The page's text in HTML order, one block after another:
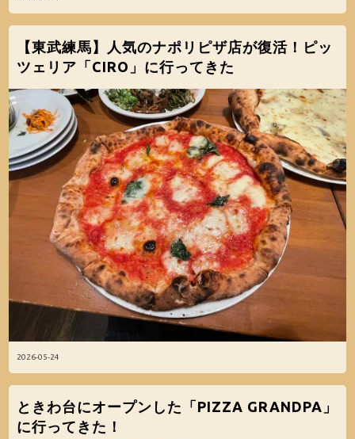
2026-05-24
【東武練馬】人気のナポリピザ店が復活！ピッ
ツェリア「CIRO」に行ってきた
ときわ台にオープンした「PIZZA GRANDPA」
に行ってきた！